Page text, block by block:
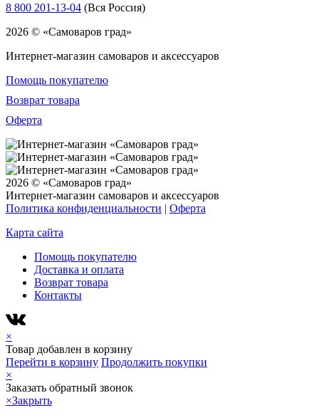
8 800 201-13-04 (Вся Россия)
2026 © «Самоваров град»
Интернет-магазин самоваров и аксессуаров
Помощь покупателю
Возврат товара
Оферта
2026 © «Самоваров град»
Интернет-магазин самоваров и аксессуаров
Политика конфиденциальности | Оферта
Карта сайта
Помощь покупателю
Доставка и оплата
Возврат товара
Контакты
×
Товар добавлен в корзину
Перейти в корзину Продолжить покупки
×
Заказать обратный звонок
×Закрыть